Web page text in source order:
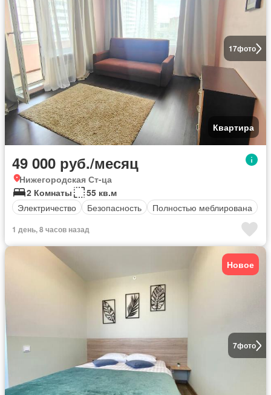
17фото
Квартира
49 000 руб./месяц
Нижегородская Ст-ца
2 Комнаты
55 кв.м
Электричество
Безопасность Полностью меблирована
1 день, 8 часов назад
7фото
Новое